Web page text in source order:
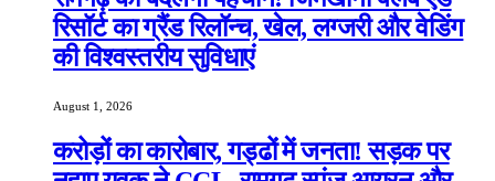
रिसॉर्ट का ग्रैंड रिलॉन्च, खेल, लग्जरी और वेडिंग
की विश्वस्तरीय सुविधाएं
August 1, 2026
करोड़ों का कारोबार, गड्ढों में जनता! सड़क पर